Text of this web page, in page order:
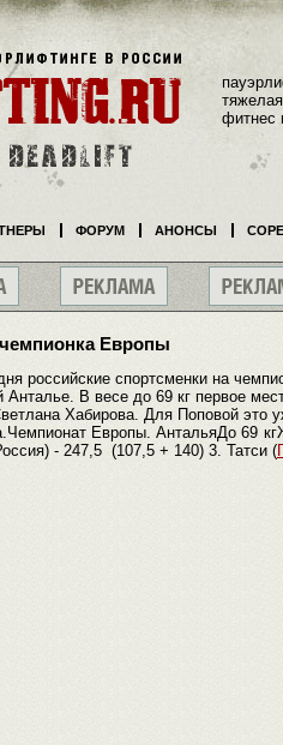
Европы
российские спортсменки на
Анталье. В весе до 69 кг первое
Хабирова. Для Поповой это
Европы. АнтальяДо
- 247,5 (107,5 + 140) 3. Татси (
фитнес
ФОРУМ АНОНСЫ